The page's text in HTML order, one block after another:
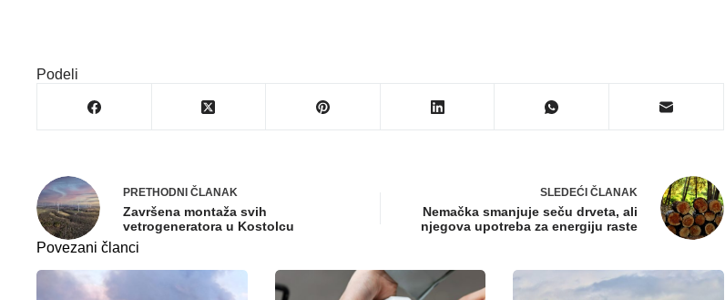
Podeli
PRETHODNI ČLANAK
Završena montaža svih
vetrogeneratora u Kostolcu
SLEDEĆI ČLANAK
Nemačka smanjuje seču drveta, ali
njegova upotreba za energiju raste
Povezani članci